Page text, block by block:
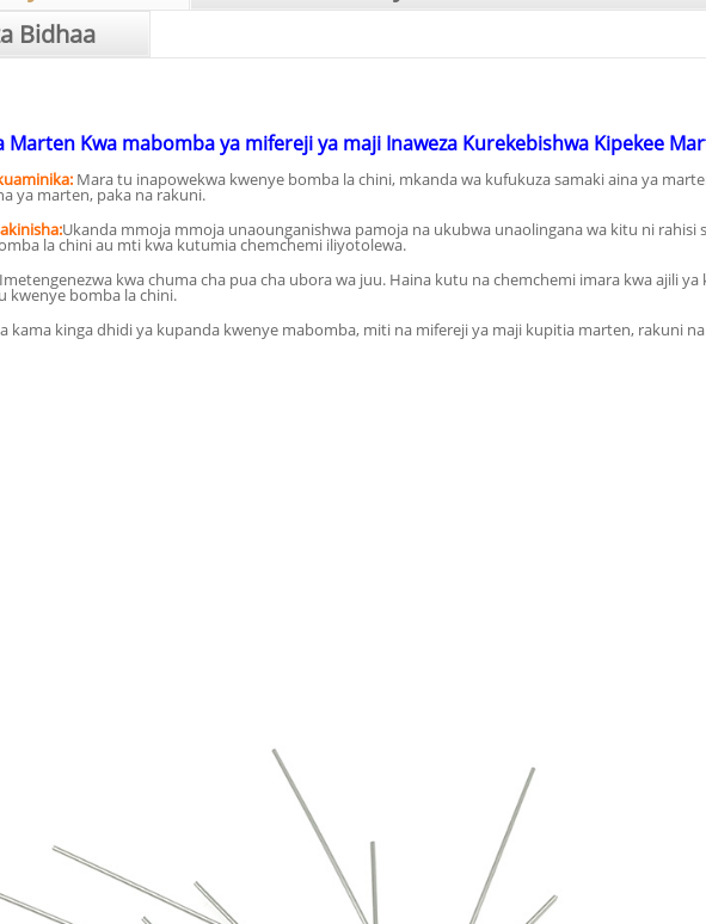
Bidhaa
Marten Kwa mabomba ya mifereji ya maji Inaweza Kurekebishwa Kipekee
Mara tu inapowekwa kwenye bomba la chini, mkanda wa kufukuza samaki aina ya
ya marten, paka na rakuni.
Ukanda mmoja mmoja unaounganishwa pamoja na ukubwa unaolingana wa kitu ni rahisi
la chini au mti kwa kutumia chemchemi iliyotolewa.
Imetengenezwa kwa chuma cha pua cha ubora wa juu. Haina kutu na chemchemi imara kwa ajili
kwenye bomba la chini.
kama kinga dhidi ya kupanda kwenye mabomba, miti na mifereji ya maji kupitia marten, rakuni